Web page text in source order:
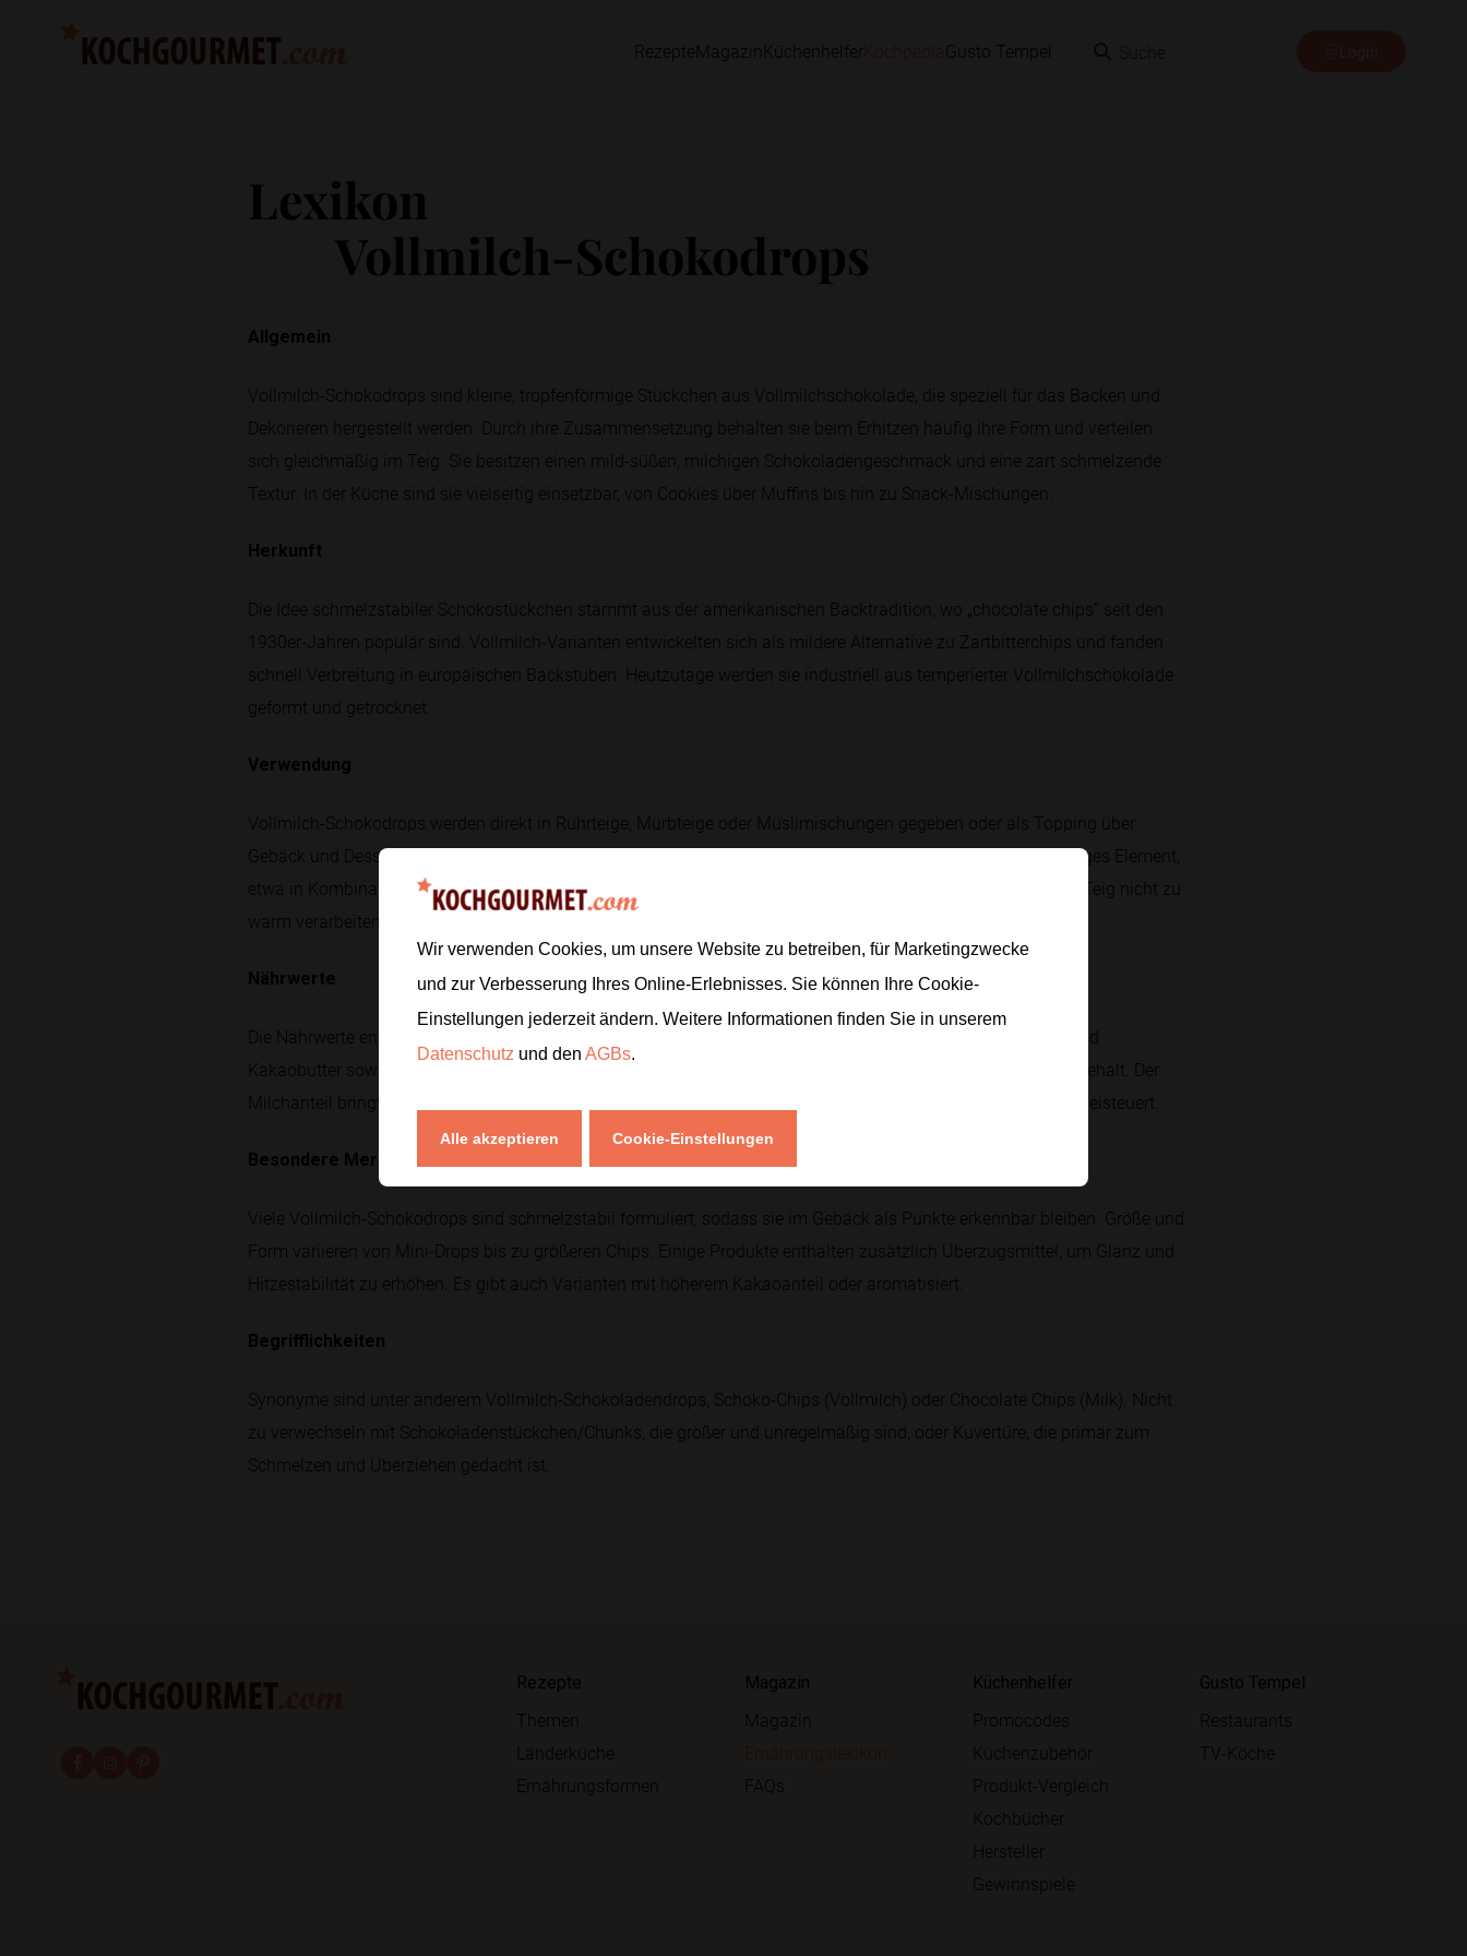
RezepteMagazin Küchenhelfer Gusto Tempel
Lexikon
Vollmilch-Schokodrops
Allgemein
Vollmilch-Schokodrops sind kleine, tropfenförmige Stückchen aus Vollmilchschokolade, die speziell für das Backen und
Dekorieren hergestellt werden. Durch ihre Zusammensetzung behalten sie beim Erhitzen häufig ihre Form und verteilen
sich gleichmäßig im Teig. Sie besitzen einen mild-süßen, milchigen Schokoladengeschmack und eine zart schmelzende
Textur. In der Küche sind sie vielseitig einsetzbar, von Cookies über Muffins bis hin zu Snack-Mischungen.
Herkunft
Die Idee schmelzstabiler Schokostückchen stammt aus der amerikanischen Backtradition, wo „chocolate chips“ seit den
1930er-Jahren populär sind. Vollmilch-Varianten entwickelten sich als mildere Alternative zu Zartbitterchips und fanden
schnell Verbreitung in europäischen Backstuben. Heutzutage werden sie industriell aus temperierter Vollmilchschokolade
geformt und getrocknet.
Verwendung
Vollmilch-Schokodrops werden direkt in Rührteige, Mürbteige oder Müslimischungen gegeben oder als Topping über
Gebäck und Desserts gestreut. Sie eignen sich für Cookies, Brownies, Muffins, Granola-Bars oder als süß-salziges Element,
etwa in Kombination mit Salzstangen. Für schöne Stückverteilung die Drops zuletzt kurz unterheben und den Teig nicht zu
warm verarbeiten.
Nährwerte
Die Nährwerte entsprechen im Wesentlichen denen von Vollmilchschokolade: Sie liefern Energie aus Zucker und
Kakaobutter sowie etwas Eiweiß. Typisch sind rund 500–550 kcal pro 100 g, abhängig vom Zucker- und Fettgehalt. Der
Milchanteil bringt Laktose und Milchfett mit, während der Kakaoanteil Aroma- und sekundäre Pflanzenstoffe beisteuert.
Besondere Merkmale
Viele Vollmilch-Schokodrops sind schmelzstabil formuliert, sodass sie im Gebäck als Punkte erkennbar bleiben. Größe und
Form variieren von Mini-Drops bis zu größeren Chips. Einige Produkte enthalten zusätzlich Überzugsmittel, um Glanz und
Hitzestabilität zu erhöhen. Es gibt auch Varianten mit höherem Kakaoanteil oder aromatisiert.
Begrifflichkeiten
Synonyme sind unter anderem Vollmilch-Schokoladendrops, Schoko-Chips (Vollmilch) oder Chocolate Chips (Milk). Nicht
zu verwechseln mit Schokoladenstückchen/Chunks, die größer und unregelmäßig sind, oder Kuvertüre, die primär zum
Schmelzen und Überziehen gedacht ist.
Rezepte
Themen
Länderküche
Ernährungsformen
Magazin
Magazin
FAQs
Küchenhelfer
Promocodes
Küchenzubehör
Produkt-Vergleich
Kochbücher
Hersteller
Gewinnspiele
Gusto Tempel
Restaurants
TV-Köche
Wir verwenden Cookies, um unsere Website zu betreiben, für Marketingzwecke
und zur Verbesserung Ihres Online-Erlebnisses. Sie können Ihre Cookie-
Einstellungen jederzeit ändern. Weitere Informationen finden Sie in unserem
Datenschutz und den AGBs.
Alle akzeptieren Cookie-Einstellungen